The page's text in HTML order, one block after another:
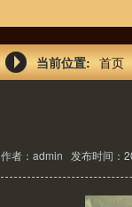
当前位置: 首页
作者：admin 发布时间：